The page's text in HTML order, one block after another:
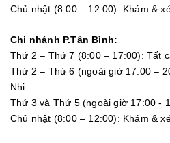
Chủ nhật (8:00 – 12:00): Khám &
Chi nhánh P.Tân Bình:
Thứ 2 – Thứ 7 (8:00 – 17:00): Tất
Thứ 2 – Thứ 6 (ngoài giờ 17:00 –
Nhi
Thứ 3 và Thứ 5 (ngoài giờ 17:00 -
Chủ nhật (8:00 – 12:00): Khám &